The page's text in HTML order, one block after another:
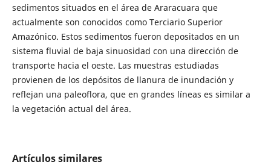
sedimentos situados en el área de Araracuara que
actualmente son conocidos como Terciario Superior
Amazónico. Estos sedimentos fueron depositados en un
sistema fluvial de baja sinuosidad con una dirección de
transporte hacia el oeste. Las muestras estudiadas
provienen de los depósitos de llanura de inundación y
reflejan una paleoflora, que en grandes líneas es similar a
la vegetación actual del área.
Artículos similares